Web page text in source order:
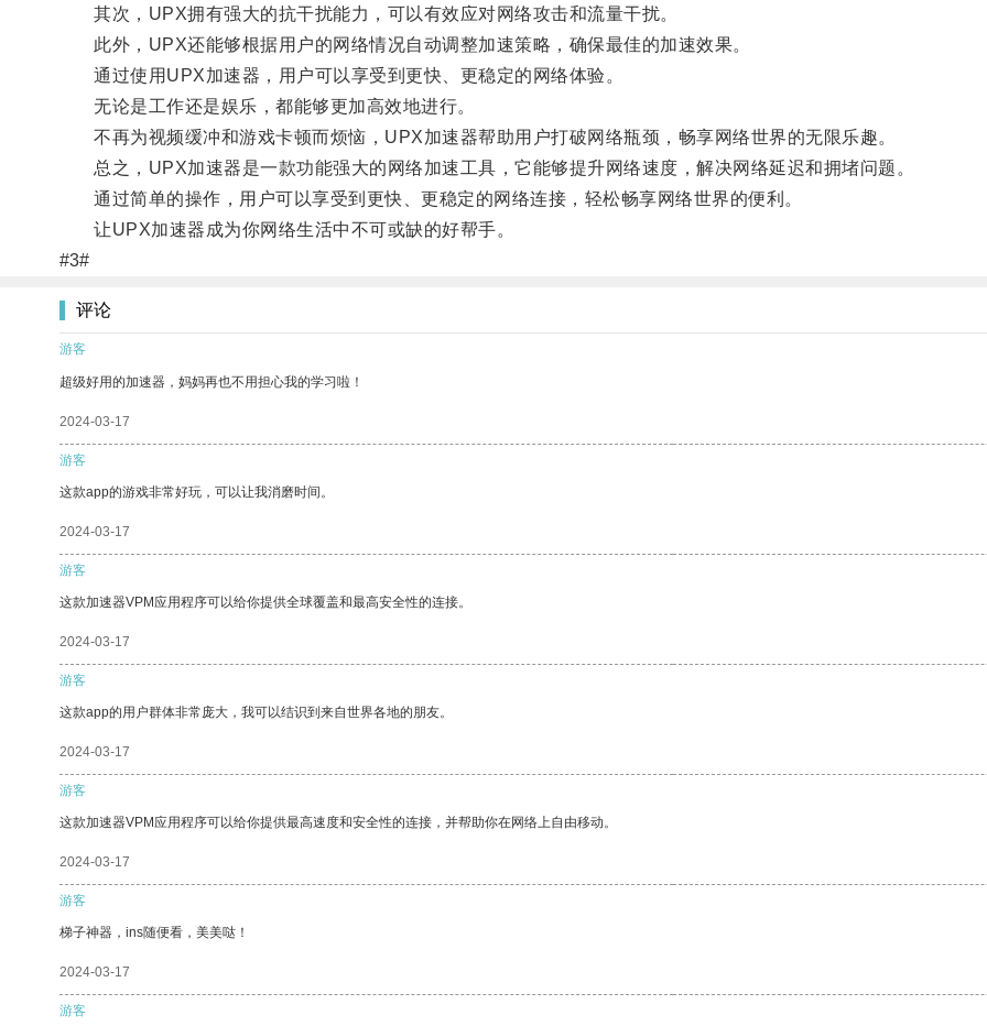
其次，UPX拥有强大的抗干扰能力，可以有效应对网络攻击和流量干扰。
此外，UPX还能够根据用户的网络情况自动调整加速策略，确保最佳的加速效果。
通过使用UPX加速器，用户可以享受到更快、更稳定的网络体验。
无论是工作还是娱乐，都能够更加高效地进行。
不再为视频缓冲和游戏卡顿而烦恼，UPX加速器帮助用户打破网络瓶颈，畅享网络世界的无限乐趣。
总之，UPX加速器是一款功能强大的网络加速工具，它能够提升网络速度，解决网络延迟和拥堵问题。
通过简单的操作，用户可以享受到更快、更稳定的网络连接，轻松畅享网络世界的便利。
让UPX加速器成为你网络生活中不可或缺的好帮手。
#3#
评论
游客
超级好用的加速器，妈妈再也不用担心我的学习啦！
2024-03-17
游客
这款app的游戏非常好玩，可以让我消磨时间。
2024-03-17
游客
这款加速器VPM应用程序可以给你提供全球覆盖和最高安全性的连接。
2024-03-17
游客
这款app的用户群体非常庞大，我可以结识到来自世界各地的朋友。
2024-03-17
游客
这款加速器VPM应用程序可以给你提供最高速度和安全性的连接，并帮助你在网络上自由移动。
2024-03-17
游客
梯子神器，ins随便看，美美哒！
2024-03-17
游客